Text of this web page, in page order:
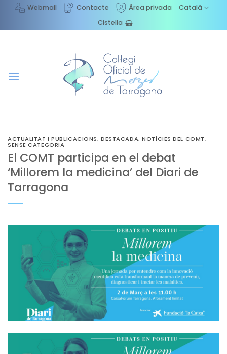
content
Webmail Contacte Àrea privada
Català
Cistella
ACTUALITAT I PUBLICACIONS,DESTACADA,NOTÍCIES DEL COMT,
SENSE CATEGORIA
El COMT participa en el debat
‘Millorem la medicina’ del Diari de
Tarragona